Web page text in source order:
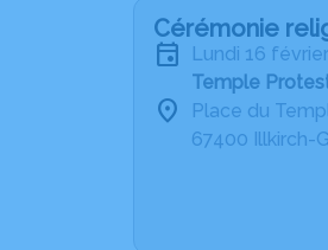
Cérémonie
lundi 16
Temple
Place du
67400 Illkirch-